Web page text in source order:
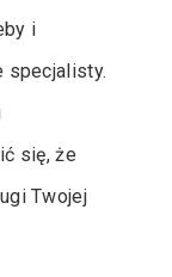
i
specjalisty.
się, że
Twojej